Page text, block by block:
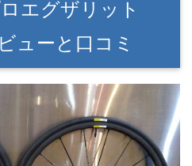
エグザリット
ューと口コミ